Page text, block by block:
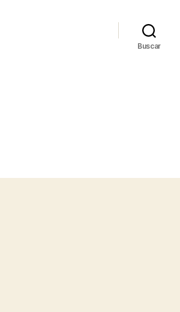
Buscar